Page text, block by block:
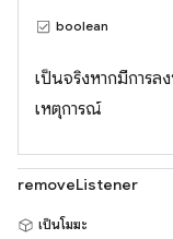
boolean
เป็นจริงหากมีการ
เหตุการณ์
removeListener
เป็นโมฆะ